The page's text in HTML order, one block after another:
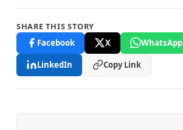
SHARE THIS STORY
Facebook
X
WhatsApp
LinkedIn
Copy Link